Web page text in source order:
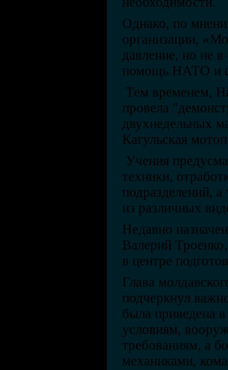
Однако, по
организации,
давление, но не
помощь НАТО и
Тем временем,
провела
двухнедельных
Кагульская
Учения
техники,
подразделений,
из различных
Недавно
Валерий
в центре
Глава
подчеркнул
была приведена
условиям,
требованиям, а
механиками,